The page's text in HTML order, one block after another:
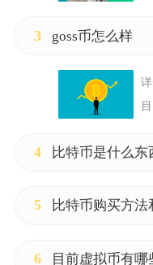
3 goss币怎么样
4 比特币是什么东
5 比特币购买方
6 目前虚拟币有哪